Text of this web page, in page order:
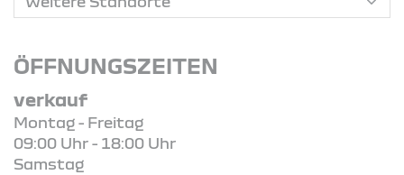
ÖFFNUNGSZEITEN
verkauf
Montag - Freitag
09:00 Uhr - 18:00 Uhr
Samstag